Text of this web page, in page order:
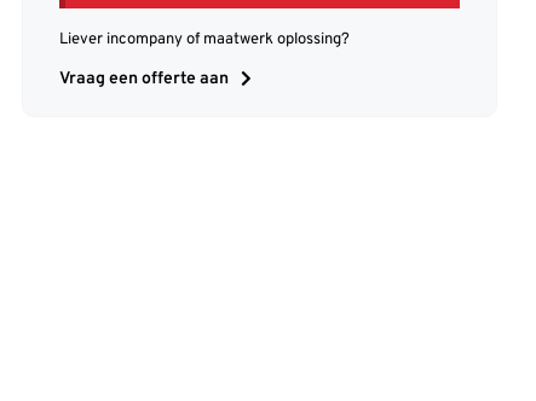
Liever incompany of maatwerk oplossing?
Vraag een offerte aan